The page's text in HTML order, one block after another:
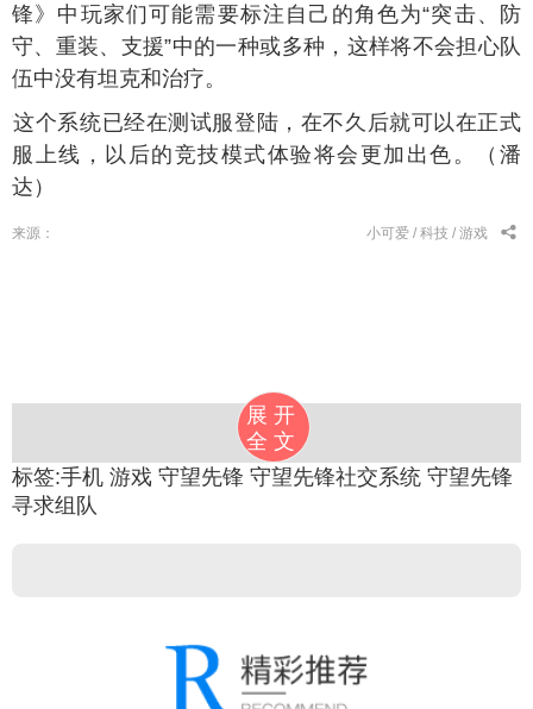
锋》中玩家们可能需要标注自己的角色为“突击、防
守、重装、支援”中的一种或多种，这样将不会担心队
伍中没有坦克和治疗。
这个系统已经在测试服登陆，在不久后就可以在正式
服上线，以后的竞技模式体验将会更加出色。（潘
达）
来源： 小可爱 / 科技 / 游戏
展开
全文
标签:手机 游戏 守望先锋 守望先锋社交系统 守望先锋
寻求组队